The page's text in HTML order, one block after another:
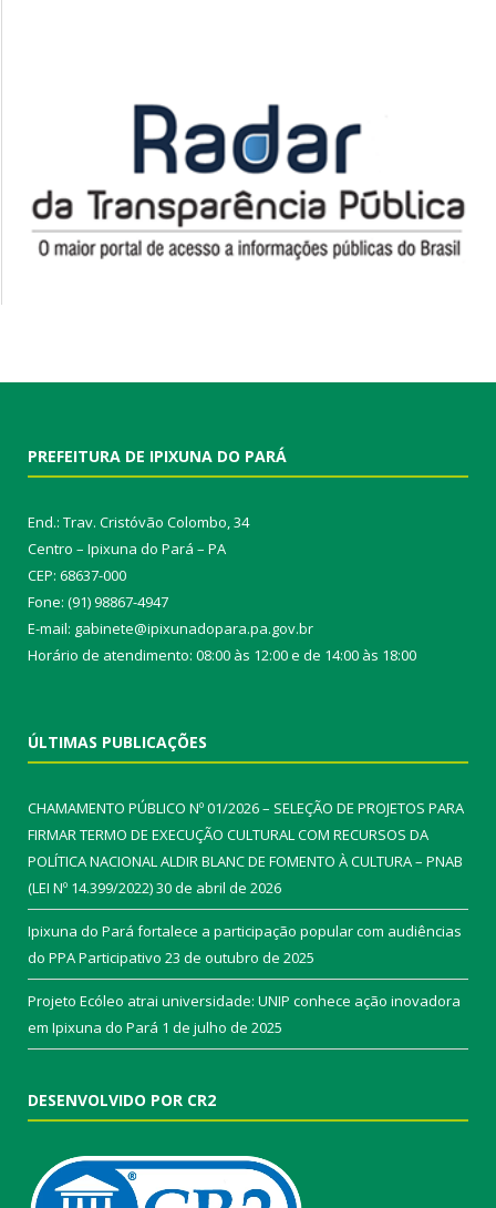
PREFEITURA DE IPIXUNA DO PARÁ
End.: Trav. Cristóvão Colombo, 34
Centro – Ipixuna do Pará – PA
CEP: 68637-000
Fone: (91) 98867-4947
E-mail: gabinete@ipixunadopara.pa.gov.br
Horário de atendimento: 08:00 às 12:00 e de 14:00 às 18:00
ÚLTIMAS PUBLICAÇÕES
CHAMAMENTO PÚBLICO Nº 01/2026 – SELEÇÃO DE PROJETOS PARA
FIRMAR TERMO DE EXECUÇÃO CULTURAL COM RECURSOS DA
POLÍTICA NACIONAL ALDIR BLANC DE FOMENTO À CULTURA – PNAB
(LEI Nº 14.399/2022)30 de abril de 2026
Ipixuna do Pará fortalece a participação popular com audiências
do PPA Participativo 23 de outubro de 2025
Projeto Ecóleo atrai universidade: UNIP conhece ação inovadora
em Ipixuna do Pará 1 de julho de 2025
DESENVOLVIDO POR CR2